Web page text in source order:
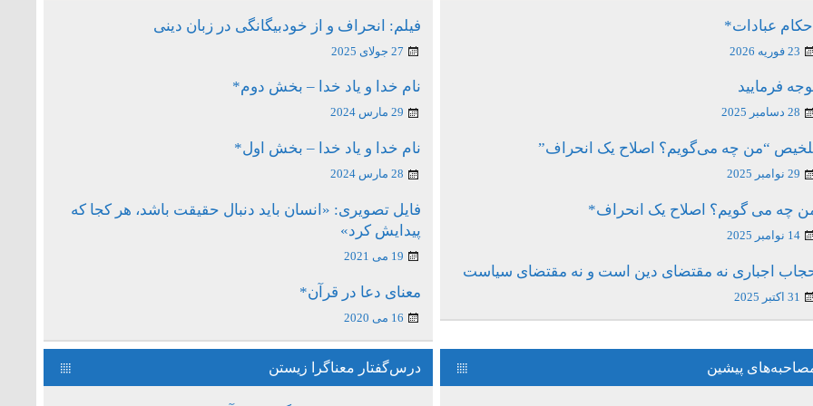
فیلم: انحراف و از خودبیگانگی در زبان دینی
27 جولای 2025
نام خدا و یاد خدا – بخش دوم*
29 مارس 2024
نام خدا و یاد خدا – بخش اول*
28 مارس 2024
فایل تصویری: «انسان باید دنبال حقیقت باشد، هر کجا که
پیدایش کرد»
19 می 2021
معنای دعا در قرآن*
16 می 2020
احکام عبادات*
23 فوریه 2026
فرمایید
28 دسامبر 2025
“من چه می‌گویم؟ اصلاح یک انحراف”
29 نوامبر 2025
چه می گویم؟ اصلاح یک انحراف*
14 نوامبر 2025
اجباری نه مقتضای دین است و نه مقتضای سیاست
31 اکتبر 2025
درس‌گفتار معناگرا زیستن پیشین